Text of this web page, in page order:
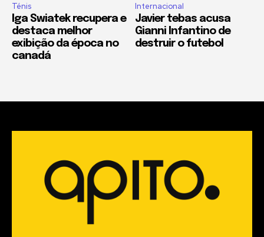
Ténis
Iga Swiatek recupera e
destaca melhor
exibição da época no
canadá
Internacional
Javier tebas acusa
Gianni Infantino de
destruir o futebol